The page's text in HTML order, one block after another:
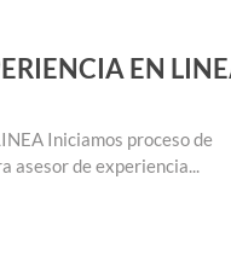
EMPLEO PARA
EMPLEO PARA
consecución y